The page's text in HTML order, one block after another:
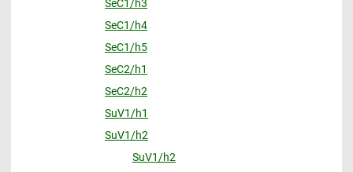
SeC1/h3
SeC1/h4
SeC1/h5
SeC2/h1
SeC2/h2
SuV1/h1
SuV1/h2
SuV1/h2